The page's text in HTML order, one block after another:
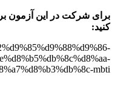
برای شرکت در این آزمون
کنید:
mbti/